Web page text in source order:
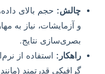
چالش: حجم بالای
و آزمایشات، نیاز به
بصری‌سازی نتایج.
راهکار: استفاده از